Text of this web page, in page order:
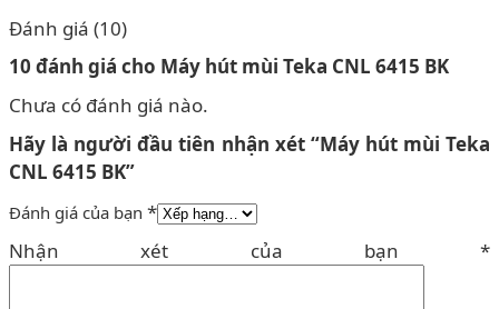
Đánh giá (10)
10 đánh giá cho Máy hút mùi Teka CNL 6415 BK
Chưa có đánh giá nào.
Hãy là người đầu tiên nhận xét “Máy hút mùi Teka
CNL 6415 BK”
Đánh giá của bạn *
Nhận xét của bạn *